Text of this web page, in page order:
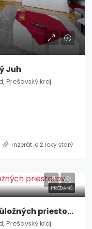
Juh
Prešovský kraj
inzerát je 2 roky starý
PREDANÉ
2 izbový byt s množstvom úložných priestorov, Poprad / Starý Juh
Prešovský kraj